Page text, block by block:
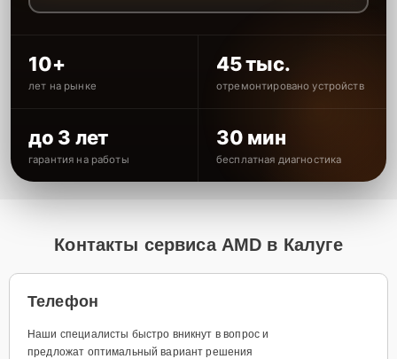
10+
лет на рынке
45 тыс.
отремонтировано устройств
до 3 лет
гарантия на работы
30 мин
бесплатная диагностика
Контакты сервиса AMD в Калуге
Телефон
Наши специалисты быстро вникнут в вопрос и
предложат оптимальный вариант решения